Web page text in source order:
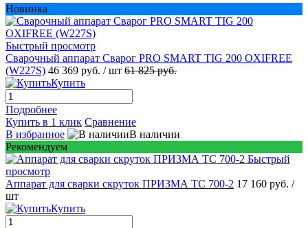
Новинка
Быстрый просмотр
Сварочный аппарат Сварог PRO SMART TIG 200 OXIFREE
(W227S) 46 369 руб. / шт 61 825 руб.
Купить
Подробнее
Купить в 1 клик Сравнение
В избранное
В наличии
Рекомендуем
Быстрый
просмотр
Аппарат для сварки скруток ПРИЗМА ТС 700-2 17 160 руб. /
шт
Купить